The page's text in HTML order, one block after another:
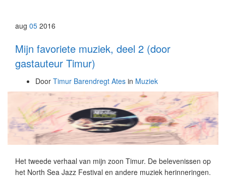
aug 05 2016
Mijn favoriete muziek, deel 2 (door
gastauteur Timur)
Door Timur Barendregt Ates in Muziek
Het tweede verhaal van mijn zoon Timur. De belevenissen op
het North Sea Jazz Festival en andere muziek herinneringen.